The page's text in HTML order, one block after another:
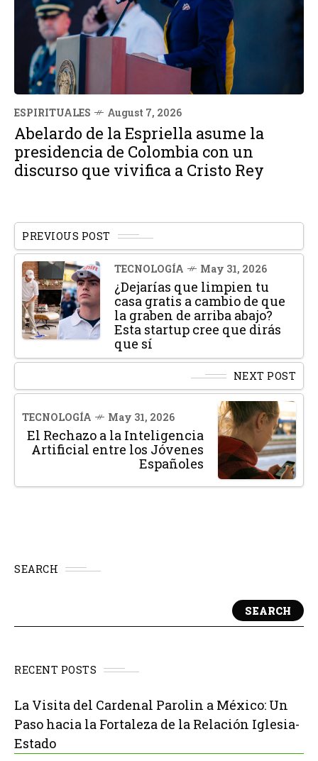
ESPIRITUALES August 7, 2026
Abelardo de la Espriella asume la
presidencia de Colombia con un
discurso que vivifica a Cristo Rey
PREVIOUS POST
TECNOLOGÍA May 31, 2026
¿Dejarías que limpien tu
casa gratis a cambio de que
la graben de arriba abajo?
Esta startup cree que dirás
que sí
NEXT POST
TECNOLOGÍA May 31, 2026
El Rechazo a la Inteligencia
Artificial entre los Jóvenes
Españoles
SEARCH
SEARCH
RECENT POSTS
La Visita del Cardenal Parolin a México: Un
Paso hacia la Fortaleza de la Relación Iglesia-
Estado